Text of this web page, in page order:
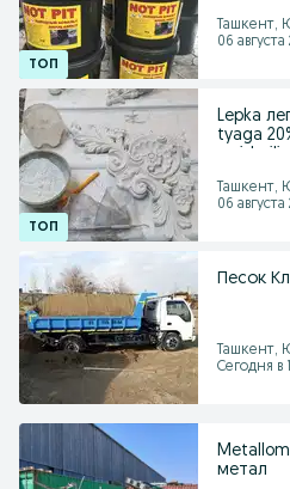
Ташкент,
06 августа
Lepka
tyaga
Ташкент,
06 августа
Песок
Ташкент,
Сегодня в
метал